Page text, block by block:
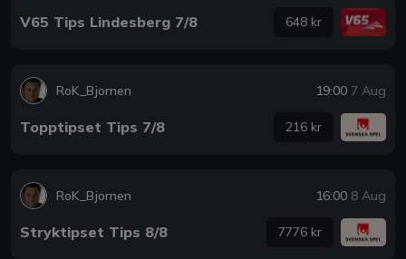
V65 Tips Lindesberg 7/8 648 kr
RoK_Bjornen 19:00 7 Aug
Topptipset Tips 7/8 216 kr
RoK_Bjornen 16:00 8 Aug
Stryktipset Tips 8/8 7776 kr